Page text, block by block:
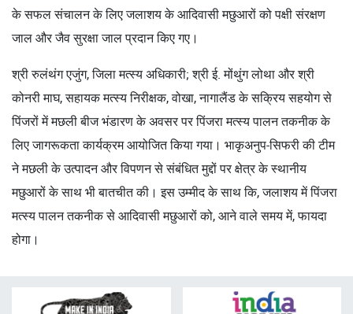
के सफल संचालन के लिए जलाशय के आदिवासी मछुआरों को पक्षी संरक्षण
जाल और जैव सुरक्षा जाल प्रदान किए गए।
श्री रुलंथंग एजुंग, जिला मत्स्य अधिकारी; श्री ई. मोंथुंग लोथा और श्री
कोनरी माघ, सहायक मत्स्य निरीक्षक, वोखा, नागालैंड के सक्रिय सहयोग से
पिंजरों में मछली बीज भंडारण के अवसर पर पिंजरा मत्स्य पालन तकनीक के
लिए जागरूकता कार्यक्रम आयोजित किया गया। भाकृअनुप-सिफरी की टीम
ने मछली के उत्पादन और विपणन से संबंधित मुद्दों पर क्षेत्र के स्थानीय
मछुआरों के साथ भी बातचीत की। इस उम्मीद के साथ कि, जलाशय में पिंजरा
मत्स्य पालन तकनीक से आदिवासी मछुआरों को, आने वाले समय में, फायदा
होगा।